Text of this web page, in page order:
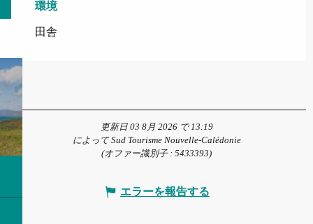
環境
環境
田舎
更新日 03 8月 2026 で 13:19
によって Sud Tourisme Nouvelle-Calédonie
(オファー識別子 : 5433393)
エラーを報告する